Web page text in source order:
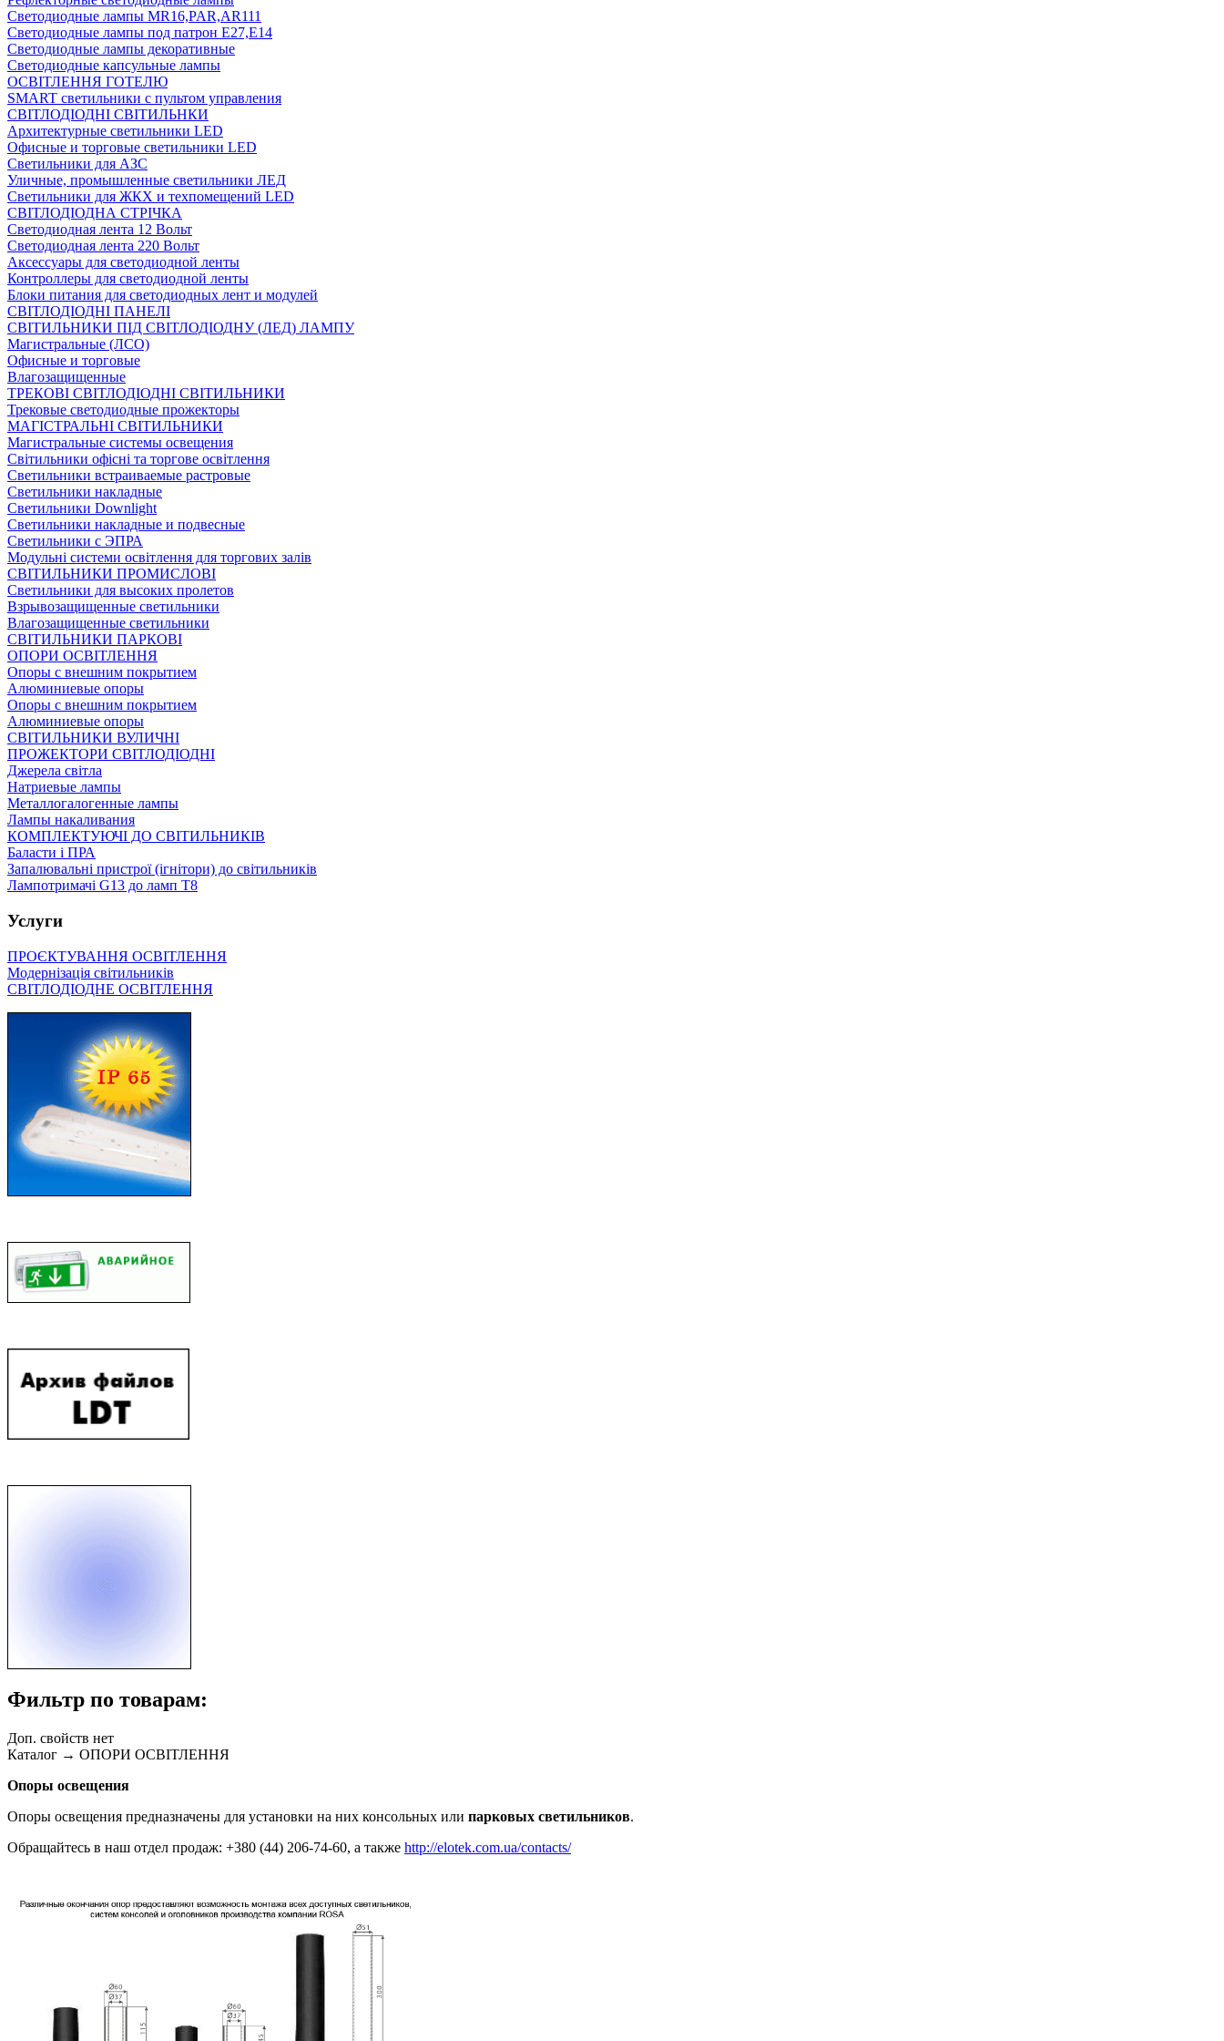
Светодиодные лампы MR16,PAR,AR111
Светодиодные лампы под патрон Е27,Е14
Светодиодные лампы декоративные
Светодиодные капсульные лампы
ОСВІТЛЕННЯ ГОТЕЛЮ
SMART светильники с пультом управления
СВІТЛОДІОДНІ СВІТИЛЬНКИ
Архитектурные светильники LED
Офисные и торговые светильники LED
Светильники для АЗС
Уличные, промышленные светильники ЛЕД
Светильники для ЖКХ и техпомещений LED
СВІТЛОДІОДНА СТРІЧКА
Светодиодная лента 12 Вольт
Светодиодная лента 220 Вольт
Аксессуары для светодиодной ленты
Контроллеры для светодиодной ленты
Блоки питания для светодиодных лент и модулей
СВІТЛОДІОДНІ ПАНЕЛІ
СВІТИЛЬНИКИ ПІД СВІТЛОДІОДНУ (ЛЕД) ЛАМПУ
Магистральные (ЛСО)
Офисные и торговые
Влагозащищенные
ТРЕКОВІ СВІТЛОДІОДНІ СВІТИЛЬНИКИ
Трековые светодиодные прожекторы
МАГІСТРАЛЬНІ СВІТИЛЬНИКИ
Магистральные системы освещения
Світильники офісні та торгове освітлення
Светильники встраиваемые растровые
Светильники накладные
Светильники Downlight
Светильники накладные и подвесные
Светильники с ЭПРА
Модульні системи освітлення для торгових залів
СВІТИЛЬНИКИ ПРОМИСЛОВІ
Светильники для высоких пролетов
Взрывозащищенные светильники
Влагозащищенные светильники
СВІТИЛЬНИКИ ПАРКОВІ
ОПОРИ ОСВІТЛЕННЯ
Опоры с внешним покрытием
Алюминиевые опоры
Опоры с внешним покрытием
Алюминиевые опоры
СВІТИЛЬНИКИ ВУЛИЧНІ
ПРОЖЕКТОРИ СВІТЛОДІОДНІ
Джерела світла
Натриевые лампы
Металлогалогенные лампы
Лампы накаливания
КОМПЛЕКТУЮЧІ ДО СВІТИЛЬНИКІВ
Баласти і ПРА
Запалювальні пристрої (ігнітори) до світильників
Лампотримачі G13 до ламп Т8
Услуги
ПРОЄКТУВАННЯ ОСВІТЛЕННЯ
Модернізація світильників
СВІТЛОДІОДНЕ ОСВІТЛЕННЯ
Фильтр по товарам:
Доп. свойств нет
Каталог → ОПОРИ ОСВІТЛЕННЯ
Опоры освещения
Опоры освещения предназначены для установки на них консольных или парковых светильников.
Обращайтесь в наш отдел продаж: +380 (44) 206-74-60, а также http://elotek.com.ua/contacts/